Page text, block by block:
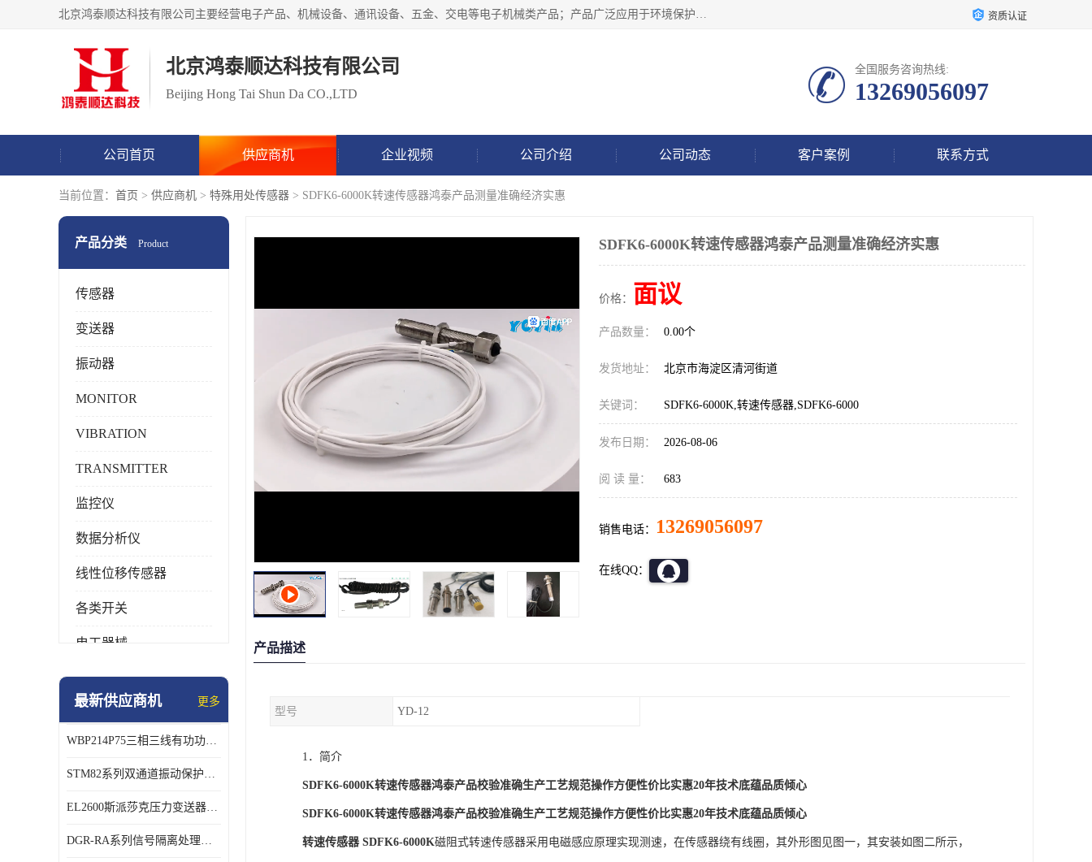
北京鸿泰顺达科技有限公司主要经营电子产品、机械设备、通讯设备、五金、交电等电子机械类产品；产品广泛应用于环境保护、石油化工、电力电子、冶金建筑、煤炭、农业、卫生防疫、教育科研等行业。并成功的与各地环境监测站、污水处理厂、卷烟厂、电厂、高校、科学院所、卫生防疫部门、煤矿、石化厂等用户建立了密切的合作关系。 资质认证
北京鸿泰顺达科技有限公司
Beijing Hong Tai Shun Da CO.,LTD
全国服务咨询热线:
13269056097
公司首页 供应商机 企业视频 公司介绍 公司动态 客户案例 联系方式
当前位置： 首页 > 供应商机 > 特殊用处传感器 > SDFK6-6000K转速传感器鸿泰产品测量准确经济实惠
产品分类 Product
传感器
变送器
振动器
MONITOR
VIBRATION
TRANSMITTER
监控仪
数据分析仪
线性位移传感器
各类开关
电工器械
模块化产品
特殊用处传感器
特殊用途变送器
最新供应商机 更多
WBP214P75三相三线有功功率传感器鸿泰顺达产品稳定性好
STM82系列双通道振动保护表鸿泰产品技术规格
EL2600斯派莎克压力变送器技术规格
DGR-RA系列信号隔离处理器鸿泰产品技术规格
SDFK6-6000K转速传感器鸿泰产品测量准确经济实惠
价格： 面议
产品数量： 0.00个
发货地址： 北京市海淀区清河街道
关键词： SDFK6-6000K,转速传感器,SDFK6-6000
发布日期： 2026-08-06
阅 读 量： 683
销售电话： 13269056097
在线QQ：
产品描述
型号 YD-12
1．简介
SDFK6-6000K转速传感器鸿泰产品校验准确生产工艺规范操作方便性价比实惠20年技术底蕴品质倾心
SDFK6-6000K转速传感器鸿泰产品校验准确生产工艺规范操作方便性价比实惠20年技术底蕴品质倾心
转速传感器 SDFK6-6000K磁阻式转速传感器采用电磁感应原理实现测速，在传感器绕有线圈，其外形图见图一，其安装如图二所示，